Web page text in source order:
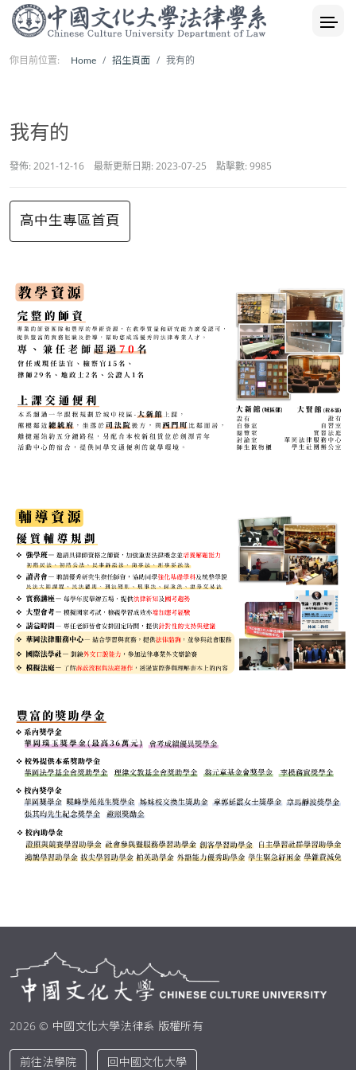
你目前位置: Home 招生頁面 我有的
我有的
發佈: 2021-12-16 最新更新日期: 2023-07-25 點擊數: 9985
高中生專區首頁
2026 © 中國文化大學法律系 版權所有
前往法學院 回中國文化大學